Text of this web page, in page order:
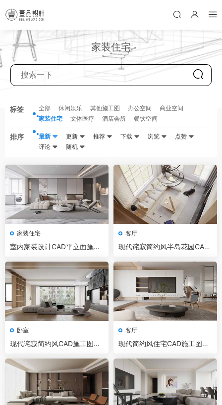
家装住宅
标签 全部 休闲娱乐 其他施工图 办公空间
商业空间
家装住宅
文体医疗 酒店会所 餐饮空间
排序 最新 更新 推荐 下载 浏览
点赞
评论
随机
家装住宅
室内家装设计CAD平立面施工
客厅
现代诧寂简约风半岛花园CAD
卧室
现代诧寂简约风CAD施工图+3
客厅
现代简约风住宅CAD施工图+3